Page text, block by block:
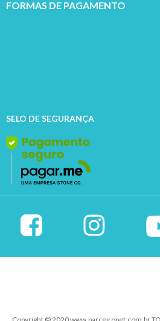
FORMAS DE PAGAMENTO
SELO DE SEGURANÇA